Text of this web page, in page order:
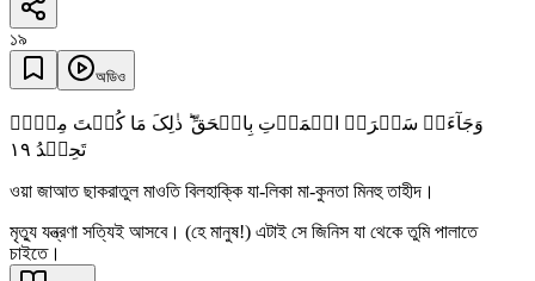
১৯
অডিও
وَجَآءَتۡ سَکۡرَۃُ الۡمَوۡتِ بِالۡحَقِّ ؕ ذٰلِکَ مَا کُنۡتَ مِنۡہُ
تَحِیۡدُ ١٩
ওয়া জাআত ছাকরাতুল মাওতি বিলহাক্কি যা-লিকা মা-কুনতা মিনহু তাহীদ।
মৃত্যু যন্ত্রণা সত্যিই আসবে। (হে মানুষ!) এটাই সে জিনিস যা থেকে তুমি পালাতে
চাইতে।